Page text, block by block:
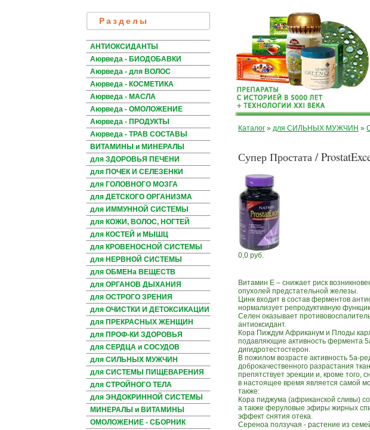
Разделы
АНТИОКСИДАНТЫ
Аюрведа - БИОДОБАВКИ
Аюрведа - для ВОЛОС
Аюрведа - КОСМЕТИКА
Аюрведа - МАСЛА
Аюрведа - ОМОЛОЖЕНИЕ
Аюрведа - ПРОДУКТЫ
Аюрведа - ТРАВ СОСТАВЫ
ВИТАМИНЫ и МИНЕРАЛЫ
для ЗДОРОВЬЯ ПЕЧЕНИ
для ПОЧЕК И СЕЛЕЗЕНКИ
для ГОЛОВНОГО МОЗГА
для ДЕТСКОГО ОРГАНИЗМА
для ИММУННОЙ СИСТЕМЫ
для КОЖИ, ВОЛОС, НОГТЕЙ
для КОСТЕЙ и МЫШЦ
для КРОВЕНОСНОЙ СИСТЕМЫ
для НЕРВНОЙ СИСТЕМЫ
для ОБМЕНа ВЕЩЕСТВ
для ОРГАНОВ ДЫХАНИЯ
для ОСТРОГО ЗРЕНИЯ
для ОЧИСТКИ И ДЕТОКСИКАЦИИ
для ПРЕКРАСНЫХ ЖЕНЩИН
для ПРОФ-КИ ЗДОРОВЬЯ
для СЕРДЦА и СОСУДОВ
для СИЛЬНЫХ МУЖЧИН
для СИСТЕМЫ ПИЩЕВАРЕНИЯ
для СТРОЙНОГО ТЕЛА
для ЭНДОКРИННОЙ СИСТЕМЫ
МИНЕРАЛЫ и ВИТАМИНЫ
ОМОЛОЖЕНИЕ - СБОРНИК
Каталог » для СИЛЬНЫХ МУЖЧИН »
Супер Простата /
0,0 руб.
Витамин Е – снижает риск
опухолей предстательной железы.
Цинк входит в состав ферментов
нормализует репродуктивную
Селен оказывает
антиоксидант.
Кора Пиждум Африканум и Плоды
подавляющие активность фермента
дигидротестостерон.
В пожилом возрасте активность 5a-
доброкачественного разрастания
препятствует эрекции и, кроме
в настоящее время является самой
также:
Кора пиджума (африканской сливы)
а также феруловые эфиры жирных
эффект снятия отека.
Сереноа ползучая - растение из